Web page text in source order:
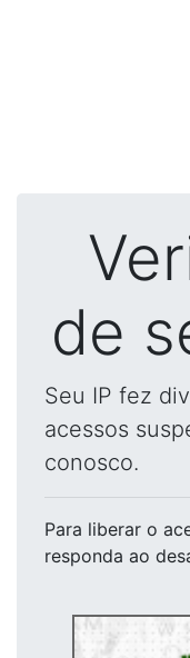
de
Seu IP fez
acessos
conosco.
Para liberar o
responda ao